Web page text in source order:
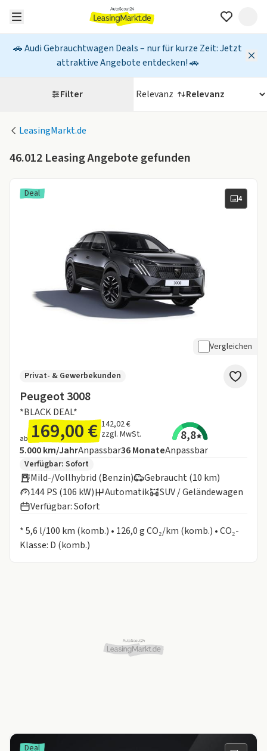
🚗 Audi Gebrauchtwagen Deals – nur für kurze Zeit: Jetzt
attraktive Angebote entdecken! 🚗
LeasingMarkt.de
46.012 Leasing Angebote gefunden
Filter Relevanz
4
Deal
Vergleichen
Peugeot 3008
*BLACK DEAL*
Privat- & Gewerbekunden
ab 169,00 € 142,02 €
zzgl. MwSt.
8,8
Angebotsdetails:
Inklusive Laufleistung
5.000 km/JahrAnpassbarLaufzeit
36MonateAnpassbar
Zusätzliche Fahrzeuginformationen:
Verfügbar: Sofort
Mild-/Vollhybrid (Benzin)
Gebraucht (10 km)
144 PS (106 kW)
Automatik
SUV / Geländewagen
Verfügbar: Sofort
* 5,6 l/100 km (komb.) • 126,0 g CO₂/km (komb.) • CO₂-
Klasse: D (komb.)
Deal